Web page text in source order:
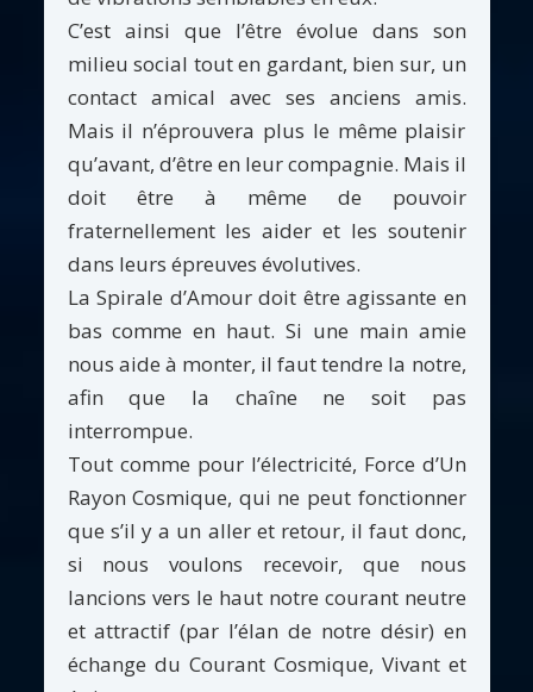
C’est ainsi que l’être évolue dans son
milieu social tout en gardant, bien sur, un
contact amical avec ses anciens amis.
Mais il n’éprouvera plus le même plaisir
qu’avant, d’être en leur compagnie. Mais il
doit être à même de pouvoir
fraternellement les aider et les soutenir
dans leurs épreuves évolutives.
La Spirale d’Amour doit être agissante en
bas comme en haut. Si une main amie
nous aide à monter, il faut tendre la notre,
afin que la chaîne ne soit pas
interrompue.
Tout comme pour l’électricité, Force d’Un
Rayon Cosmique, qui ne peut fonctionner
que s’il y a un aller et retour, il faut donc,
si nous voulons recevoir, que nous
lancions vers le haut notre courant neutre
et attractif (par l’élan de notre désir) en
échange du Courant Cosmique, Vivant et